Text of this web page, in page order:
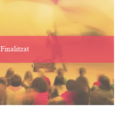
Finalitzat